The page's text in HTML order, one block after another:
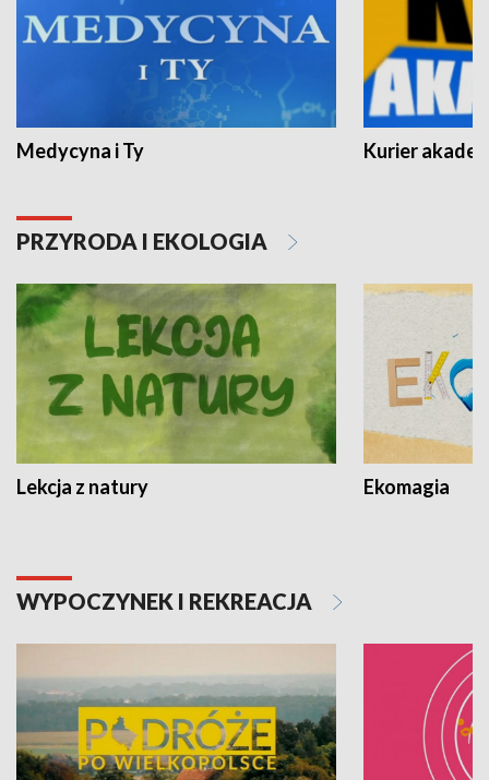
Medycyna i Ty Kurier
PRZYRODA I EKOLOGIA
Lekcja z natury Ekomagia
WYPOCZYNEK I REKREACJA